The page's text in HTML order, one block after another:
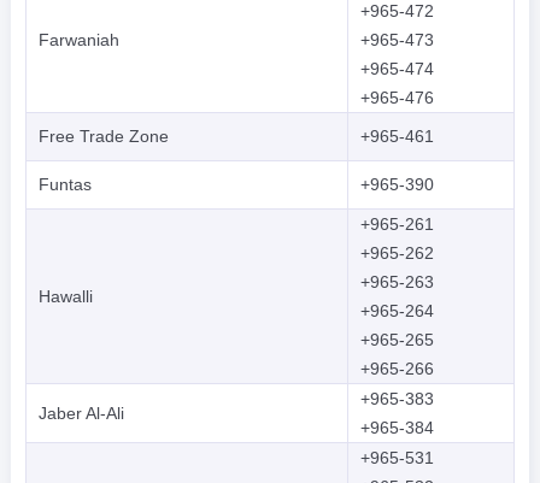
Farwaniah
+965-472
+965-473
+965-474
+965-476
Free Trade Zone
+965-461
Funtas +965-390
Hawalli
+965-261
+965-262
+965-263
+965-264
+965-265
+965-266
Jaber Al-Ali
+965-383
+965-384
+965-531